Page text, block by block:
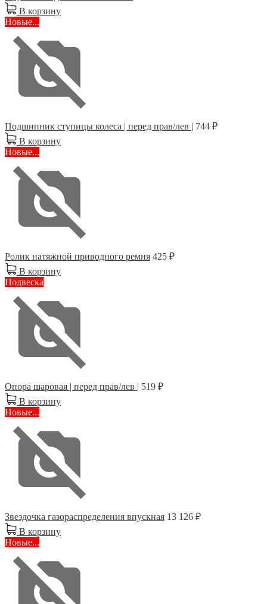
В корзину
Новые...
Подшипник ступицы колеса | перед прав/лев | 744 ₽
В корзину
Новые...
Ролик натяжной приводного ремня 425 ₽
В корзину
Подвеска
Опора шаровая | перед прав/лев | 519 ₽
В корзину
Новые...
Звездочка газораспределения впускная 13 126 ₽
В корзину
Новые...